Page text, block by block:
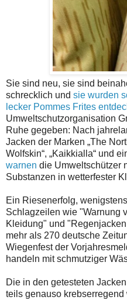
Sie sind neu, sie sind
schrecklich und sie wurden
lecker Pommes Frites
Umweltschutzorganisation
Ruhe gegeben: Nach
Jacken der Marken „The
Wolfskin“, „Kaikkialla“ und
warnen die Umweltschützer
Substanzen in wetterfester
Ein Riesenerfolg,
Schlagzeilen wie "Warnung
Kleidung" und
mehr als 270 deutsche
Wiegenfest der
handeln mit schmutziger
Die in den getesteten
teils genauso krebserregend